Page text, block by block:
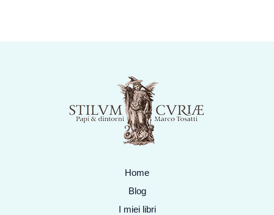
Home
Blog
I miei libri